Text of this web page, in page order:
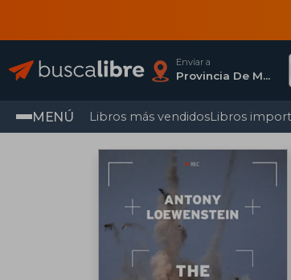
Enviar a
Provincia De Madrid
MENÚ Libros más vendidosLibros